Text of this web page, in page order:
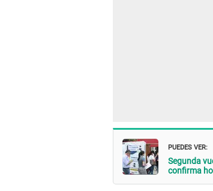
PUEDES VER:
Segunda
confirma